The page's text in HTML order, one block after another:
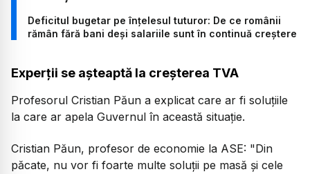
Deficitul bugetar pe înțelesul tuturor: De ce românii
rămân fără bani deși salariile sunt în continuă creștere
Experții se așteaptă la creșterea TVA
Profesorul Cristian Păun a explicat care ar fi soluțiile
la care ar apela Guvernul în această situație.
Cristian Păun, profesor de economie la ASE: "Din
păcate, nu vor fi foarte multe soluții pe masă și cele